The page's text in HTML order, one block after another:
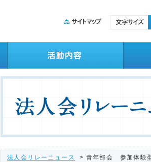
法人会リレーニュース > 青年部会 参加体験